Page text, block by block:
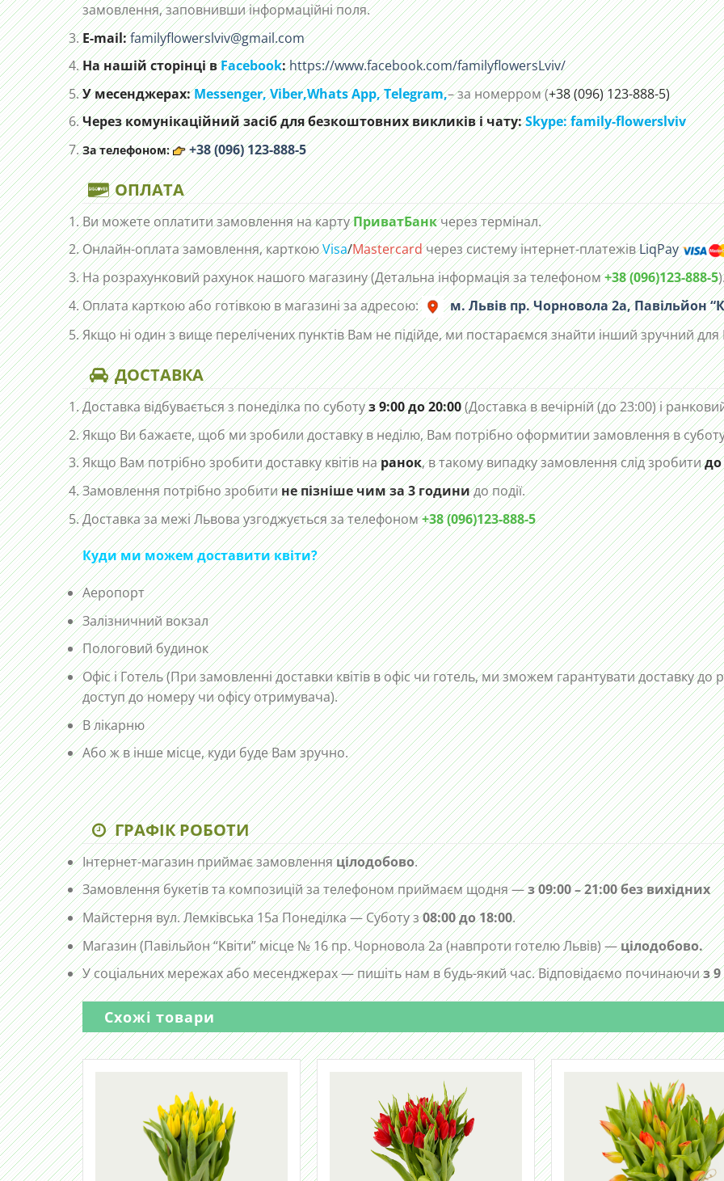
замовлення, заповнивши інформаційні поля.
E-mail:familyflowerslviv@gmail.com
На нашій сторінці вFacebook:https://www.facebook.com/familyflowersLviv/
У месенджерах:Messenger,Viber,Whats App,Telegram,– за номерром (+38 (096) 123-888-5)
Через комунікаційний засіб для безкоштовних викликів і чату:Skype: family-flowerslviv
За телефоном: +38 (096) 123-888-5
ОПЛАТА
Ви можете оплатити замовлення на картуПриватБанкчерез термінал.
Онлайн-оплата замовлення, карткоюVisa/Mastercardчерез систему інтернет-платежівLiqPay
На розрахунковий рахунок нашого магазину (Детальна інформація за телефоном+38 (096)123-888-5
Оплата карткою або готівкою в магазині за адресою:
м. Львів пр. Чорновола 2а, Павільйон
Якщо ні один з вище перелічених пунктів Вам не підійде, ми постараємся знайти інший зручний для
ДОСТАВКА
Доставка відбувається з понеділка по суботуз 9:00 до 20:00(Доставка в вечірній (до 23:00) і
Якщо Ви бажаєте, щоб ми зробили доставку в неділю, Вам потрібно оформитии замовлення в
Якщо Вам потрібно зробити доставку квітів наранок, в такому випадку замовлення слід зробитидо
Замовлення потрібно зробитине пізніше чим за 3 годинидо події.
Доставка за межі Львова узгоджується за телефоном+38 (096)123-888-5
Куди ми можем доставити квіти?
Аеропорт
Залізничний вокзал
Пологовий будинок
Офіс і Готель (При замовленні доставки квітів в офіс чи готель, ми зможем гарантувати доставку до
доступ до номеру чи офісу отримувача).
В лікарню
Або ж в інше місце, куди буде Вам зручно.
ГРАФІК РОБОТИ
Інтернет-магазин приймає замовленняцілодобово.
Замовлення букетів та композицій за телефоном приймаєм щодня —з 09:00 – 21:00 без вихідних
Майстерня вул. Лемківська 15а Понеділка — Суботу з08:00 до 18:00.
Магазин (Павільйон “Квіти” місце № 16 пр. Чорновола 2а (навпроти готелю Львів) —цілодобово.
У соціальних мережах або месенджерах — пишіть нам в будь-який час. Відповідаємо починаючиз
Схожі товари